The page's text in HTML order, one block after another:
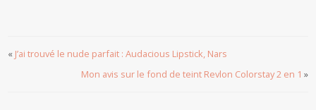
« J’ai trouvé le nude parfait : Audacious Lipstick, Nars
Mon avis sur le fond de teint Revlon Colorstay 2 en 1 »